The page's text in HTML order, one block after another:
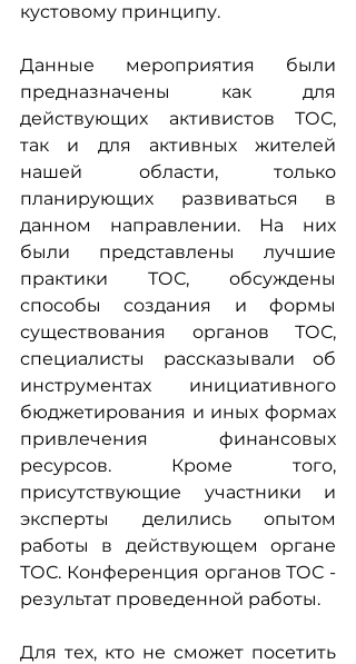
кустовому принципу.
Данные мероприятия были
предназначены как для
действующих активистов ТОС,
так и для активных жителей
нашей области, только
планирующих развиваться в
данном направлении. На них
были представлены лучшие
практики ТОС, обсуждены
способы создания и формы
существования органов ТОС,
специалисты рассказывали об
инструментах инициативного
бюджетирования и иных формах
привлечения финансовых
ресурсов. Кроме того,
присутствующие участники и
эксперты делились опытом
работы в действующем органе
ТОС. Конференция органов ТОС -
результат проведенной работы.
Для тех, кто не сможет посетить